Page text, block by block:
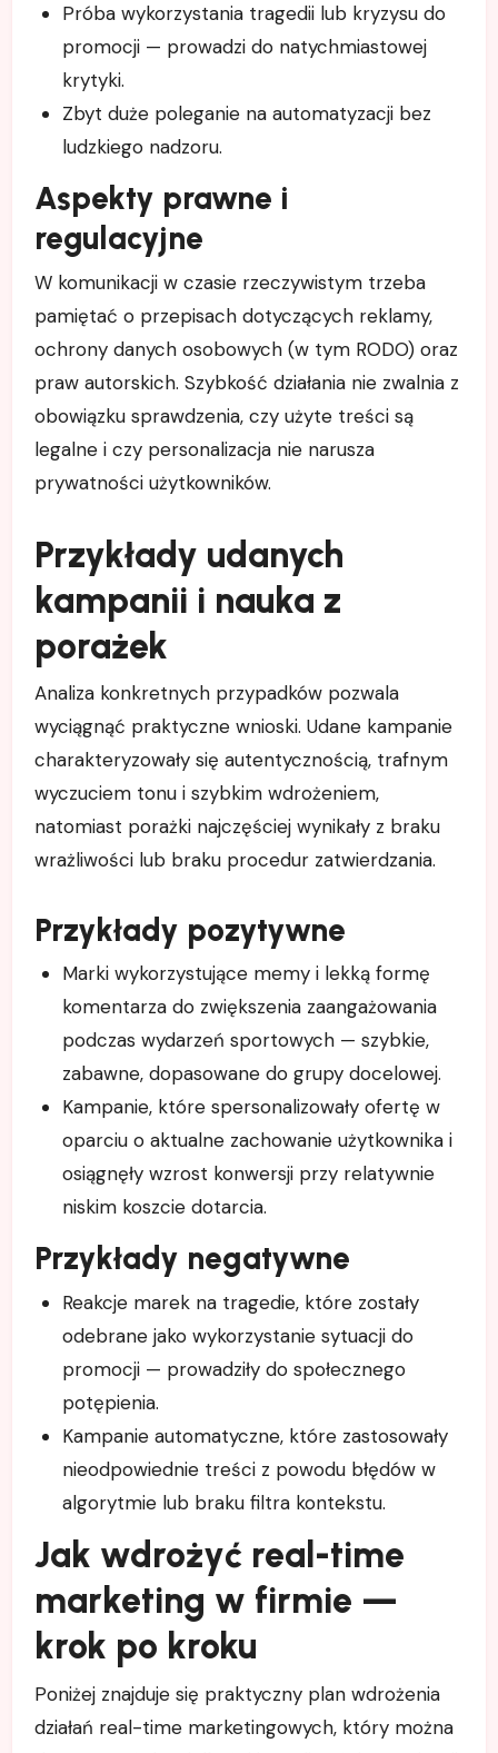
Próba wykorzystania tragedii lub kryzysu do
promocji — prowadzi do natychmiastowej
krytyki.
Zbyt duże poleganie na automatyzacji bez
ludzkiego nadzoru.
Aspekty prawne i
regulacyjne
W komunikacji w czasie rzeczywistym trzeba
pamiętać o przepisach dotyczących reklamy,
ochrony danych osobowych (w tym RODO) oraz
praw autorskich. Szybkość działania nie zwalnia z
obowiązku sprawdzenia, czy użyte treści są
legalne i czy personalizacja nie narusza
prywatności użytkowników.
Przykłady udanych
kampanii i nauka z
porażek
Analiza konkretnych przypadków pozwala
wyciągnąć praktyczne wnioski. Udane kampanie
charakteryzowały się autentycznością, trafnym
wyczuciem tonu i szybkim wdrożeniem,
natomiast porażki najczęściej wynikały z braku
wrażliwości lub braku procedur zatwierdzania.
Przykłady pozytywne
Marki wykorzystujące memy i lekką formę
komentarza do zwiększenia zaangażowania
podczas wydarzeń sportowych — szybkie,
zabawne, dopasowane do grupy docelowej.
Kampanie, które spersonalizowały ofertę w
oparciu o aktualne zachowanie użytkownika i
osiągnęły wzrost konwersji przy relatywnie
niskim koszcie dotarcia.
Przykłady negatywne
Reakcje marek na tragedie, które zostały
odebrane jako wykorzystanie sytuacji do
promocji — prowadziły do społecznego
potępienia.
Kampanie automatyczne, które zastosowały
nieodpowiednie treści z powodu błędów w
algorytmie lub braku filtra kontekstu.
Jak wdrożyć real-time
marketing w firmie —
krok po kroku
Poniżej znajduje się praktyczny plan wdrożenia
działań real-time marketingowych, który można